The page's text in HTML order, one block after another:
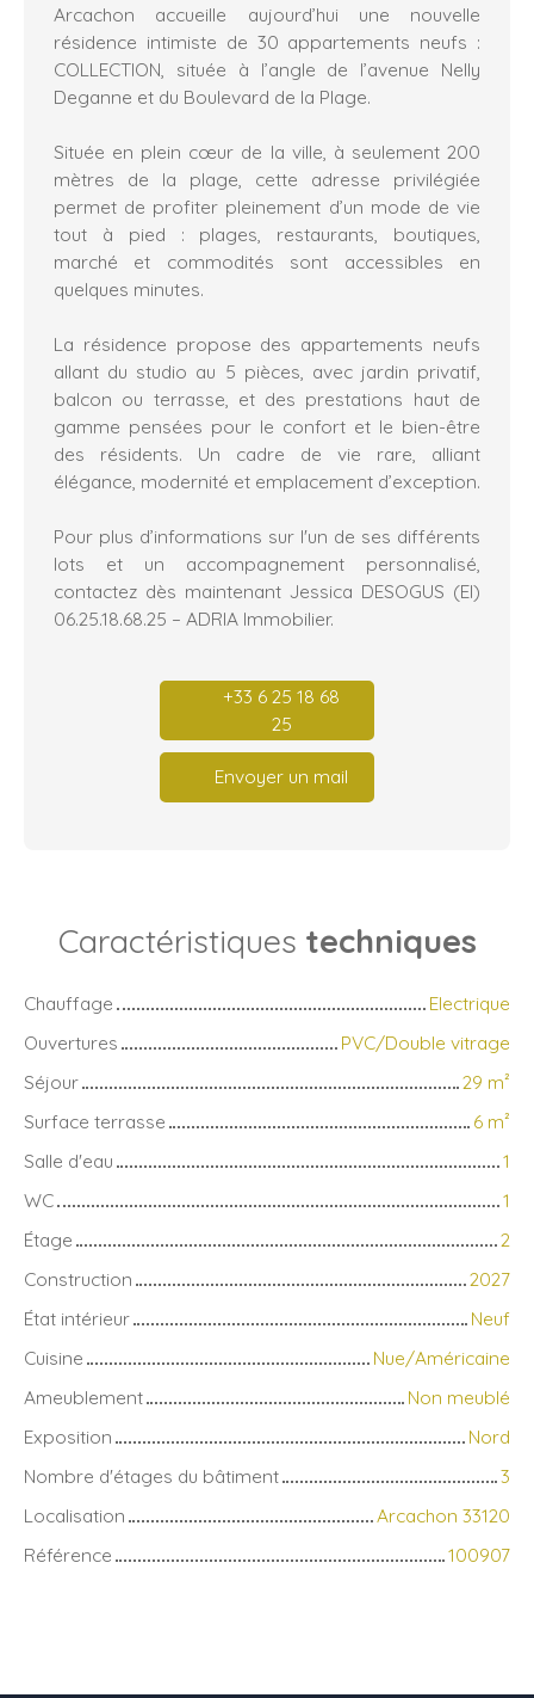
Arcachon accueille aujourd’hui une nouvelle
résidence intimiste de 30 appartements neufs :
COLLECTION, située à l’angle de l’avenue Nelly
Deganne et du Boulevard de la Plage.
Située en plein cœur de la ville, à seulement 200
mètres de la plage, cette adresse privilégiée
permet de profiter pleinement d’un mode de vie
tout à pied : plages, restaurants, boutiques,
marché et commodités sont accessibles en
quelques minutes.
La résidence propose des appartements neufs
allant du studio au 5 pièces, avec jardin privatif,
balcon ou terrasse, et des prestations haut de
gamme pensées pour le confort et le bien-être
des résidents. Un cadre de vie rare, alliant
élégance, modernité et emplacement d’exception.
Pour plus d’informations sur l'un de ses différents
lots et un accompagnement personnalisé,
contactez dès maintenant Jessica DESOGUS (EI)
06.25.18.68.25 – ADRIA Immobilier.
+33 6 25 18 68
25
Envoyer un mail
Caractéristiques techniques
Chauffage
Electrique
Ouvertures
PVC/Double vitrage
Séjour
29 m²
Surface terrasse
6 m²
Salle d'eau
1
WC
1
Étage
2
Construction
2027
État intérieur
Neuf
Cuisine
Nue/Américaine
Ameublement
Non meublé
Exposition
Nord
Nombre d'étages du bâtiment
3
Localisation
Arcachon 33120
Référence
100907